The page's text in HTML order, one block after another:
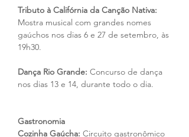
Tributo à Califórnia da Canção Nativa:
Mostra musical com grandes nomes
gaúchos nos dias 6 e 27 de setembro, às
19h30.
Dança Rio Grande: Concurso de dança
nos dias 13 e 14, durante todo o dia.
Gastronomia
Cozinha Gaúcha: Circuito gastronômico